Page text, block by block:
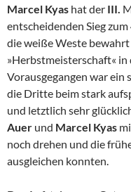
Marcel Kyas hat der III.
entscheidenden Sieg zum
die weiße Weste
»Herbstmeisterschaft«
Vorausgegangen war ein
die Dritte beim stark
und letztlich sehr
Auer und Marcel Kyas
noch drehen und die
ausgleichen konnten.